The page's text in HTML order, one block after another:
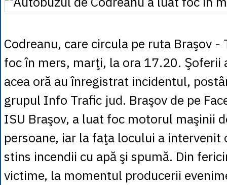
1 MDL= 0.2538
1 MXN= 0.2227
1 PLN= 1.1646
= 0.0425
1 RUB= 0.0530
1 SEK= 0.4526
1 TRY
= 0.1141
1 UAH = 0.1048
1 XDR= 5.9383
1 ZAR= 0.2318
Codreanu, care circula pe ruta Braşov
foc în mers, marţi, la ora 17.20. Şoferii
acea oră au înregistrat incidentul,
grupul Info Trafic jud. Braşov de pe
ISU Braşov, a luat foc motorul maşinii
persoane, iar la faţa locului a intervenit
stins incendii cu apă şi spumă. Din
victime, la momentul producerii